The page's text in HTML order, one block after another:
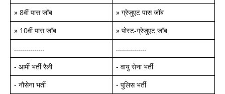
» 8वीं पास जॉब » ग्रेजुएट पास जॉब
» 10वीं पास जॉब » पोस्ट-ग्रेजुएट जॉब
...............
...............
- आर्मी भर्ती रैली - वायु सेना भर्ती
- नौसेना भर्ती - पुलिस भर्ती